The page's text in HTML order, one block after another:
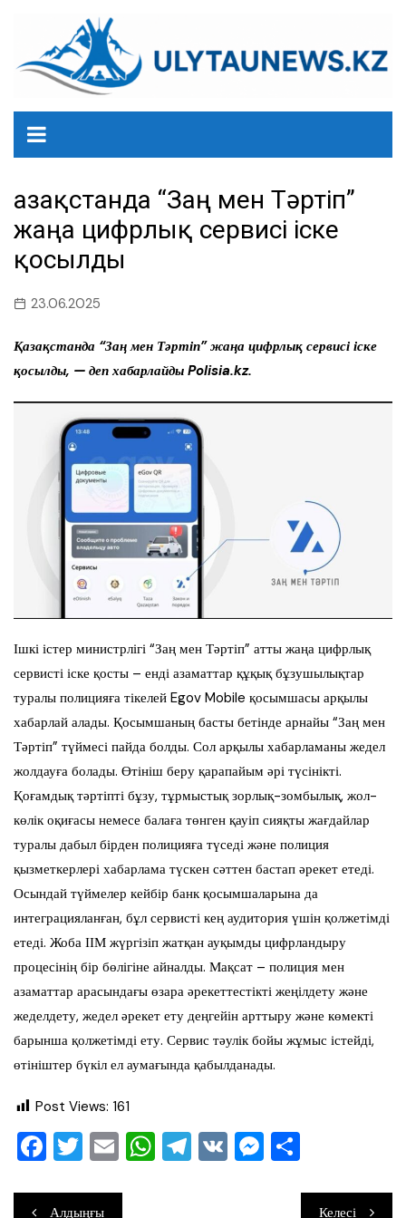
содержанию
Қазақстанда “Заң мен Тәртіп”
жаңа цифрлық сервисі іске
қосылды
23.06.2025
Қазақстанда “Заң мен Тәртіп” жаңа цифрлық сервисі іске
қосылды, — деп хабарлайды Polisia.kz.
Ішкі істер министрлігі “Заң мен Тәртіп” атты жаңа цифрлық
сервисті іске қосты – енді азаматтар құқық бұзушылықтар
туралы полицияға тікелей Egov Mobile қосымшасы арқылы
хабарлай алады. Қосымшаның басты бетінде арнайы “Заң мен
Тәртіп” түймесі пайда болды. Сол арқылы хабарламаны жедел
жолдауға болады. Өтініш беру қарапайым әрі түсінікті.
Қоғамдық тәртіпті бұзу, тұрмыстық зорлық-зомбылық, жол-
көлік оқиғасы немесе балаға төнген қауіп сияқты жағдайлар
туралы дабыл бірден полицияға түседі және полиция
қызметкерлері хабарлама түскен сәттен бастап әрекет етеді.
Осындай түймелер кейбір банк қосымшаларына да
интеграцияланған, бұл сервисті кең аудитория үшін қолжетімді
етеді. Жоба ІІМ жүргізіп жатқан ауқымды цифрландыру
процесінің бір бөлігіне айналды. Мақсат – полиция мен
азаматтар арасындағы өзара әрекеттестікті жеңілдету және
жеделдету, жедел әрекет ету деңгейін арттыру және көмекті
барынша қолжетімді ету. Сервис тәулік бойы жұмыс істейді,
өтініштер бүкіл ел аумағында қабылданады.
Post Views: 161
F
c
T
tt
E
ai
W T V M
ра
Навигация
Алдыңғы Келесі